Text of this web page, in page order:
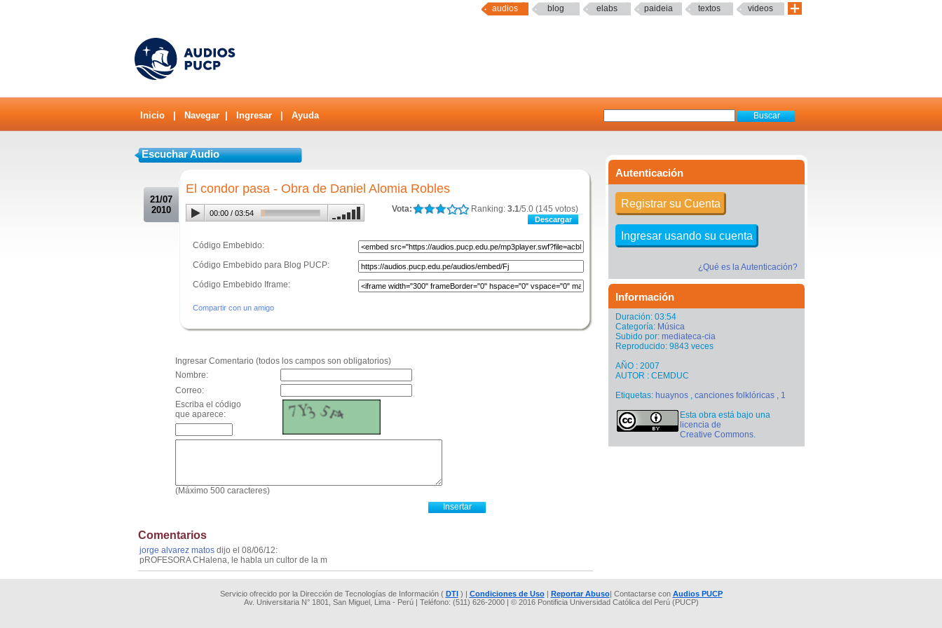
audios blog elabs paideia textos videos
Inicio Navegar Ingresar Ayuda
Autenticación
Registrar su Cuenta
Ingresar usando su cuenta
¿Qué es la Autenticación?
Información
Duración: 03:54
Categoría: Música
Subido por: mediateca-cia
Reproducido: 9843 veces
AÑO : 2007
AUTOR : CEMDUC
Etiquetas: huaynos , canciones folklóricas , 1
Esta obra está bajo una
licencia de
Creative Commons.
Escuchar Audio
21/07
2010
El condor pasa - Obra de Daniel Alomia Robles
Vota: Ranking: 3.1/5.0 (145 votos)
Descargar
00:00 / 03:54
Código Embebido:
Código Embebido para Blog PUCP:
Código Embebido Iframe:
Compartir con un amigo
Ingresar Comentario (todos los campos son obligatorios)
Nombre:
Correo:
Escriba el código
que aparece:
(Máximo 500 caracteres)
Comentarios
jorge alvarez matos dijo el 08/06/12:
pROFESORA CHalena, le habla un cultor de la m
Servicio ofrecido por la Dirección de Tecnologías de Información ( DTI) | Condiciones de Uso| Reportar Abuso| Contactarse con Audios PUCP
Av. Universitaria N° 1801, San Miguel, Lima - Perú | Teléfono: (511) 626-2000 | © 2016 Pontificia Universidad Católica del Perú (PUCP)